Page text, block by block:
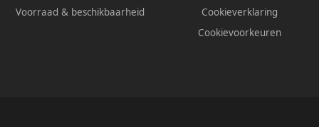
Voorraad & beschikbaarheid
Cookieverklaring
Cookievoorkeuren